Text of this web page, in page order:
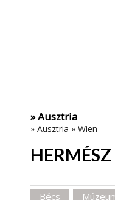
» Ausztria
» Ausztria » Wien
Bécs